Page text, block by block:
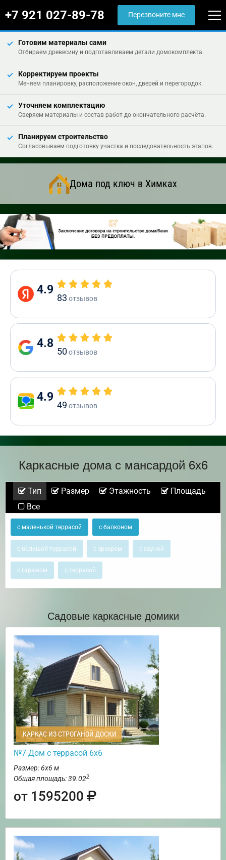
+7 921 027-89-78 Перезвоните мне
Готовим материалы сами
Отбираем древесину и подготавливаем детали домокомплекта.
Корректируем проекты
Меняем планировку, расположение окон, дверей и перегородок.
Уточняем комплектацию
Сверяем материалы и состав работ до окончательного расчёта.
Планируем строительство
Согласовываем подготовку участка и последовательность этапов.
Дома под ключ в Химках
4.9
83 отзывов
4.8
50отзывов
4.9
49 отзывов
Каркасные дома с мансардой 6х6
Тип Размер Этажность
Площадь
Все
с маленькой террасой с балконом
с большой террасой с эркером с сауной
с гаражом с террасой
Садовые каркасные домики
КАРКАС ИЗ СТРОГАНОЙ ДОСКИ
№7 Дом с террасой 6х6
Размер: 6х6 м
Общая площадь: 39.022
от 1595200